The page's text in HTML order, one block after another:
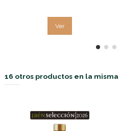
Ver
16 otros productos en la